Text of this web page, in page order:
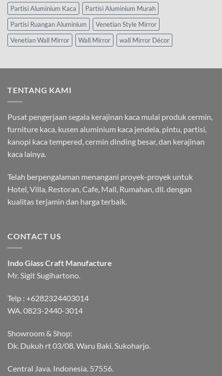
Partisi Aluminium Kaca
Partisi Aluminium Murah
Partisi Ruangan Aluminium
Venetian Style Mirror
Venetian Wall Mirror
Wall Mirror wall Mirror Décor
TENTANG KAMI
Pusat pengerjaan segala kerajinan kaca mulai produk cermin,
furniture kaca, kusen aluminium kaca jendela, pintu, partisi,
kanopi kaca tempered, cermin dinding besar, dan kerajinan
kaca lainya.
Telah berpengalaman menangani proyek-proyek untuk
Hotel, Villa, Restoran, Cafe, Mall, Rumahan, dll. dengan
kualitas terjamin dan harga terbaik.
CONTACT US
Indo Glass Craft Manufacture
Mr. Sigit Sugihartono.
Telp : +6282324403014
WA.0823-2440-3014
Showroom & Shop:
Dk. Dukuh rt 03/08. Waru Baki. Sukoharjo.
Central Java. Indonesia. 57556.